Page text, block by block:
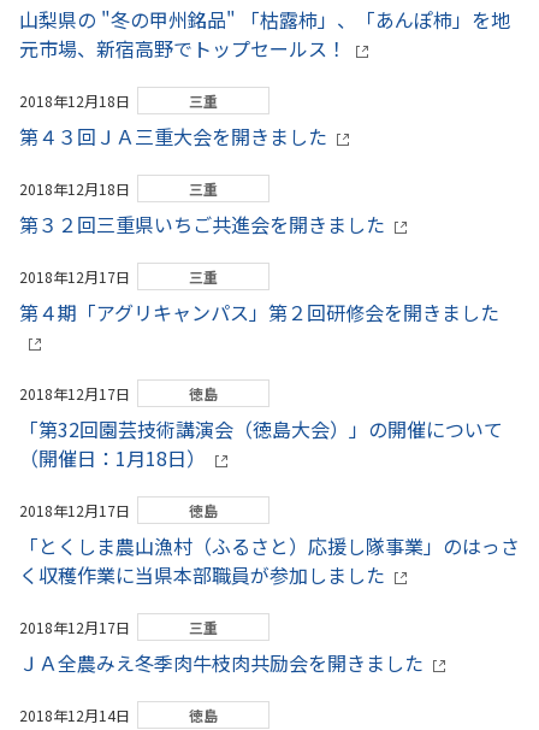
山梨県の "冬の甲州銘品" 「枯露柿」、「あんぽ柿」を地
元市場、新宿高野でトップセールス！
2018年12月18日 三重
第４３回ＪＡ三重大会を開きました
2018年12月18日 三重
第３２回三重県いちご共進会を開きました
2018年12月17日 三重
第４期「アグリキャンパス」第２回研修会を開きました
2018年12月17日 徳島
「第32回園芸技術講演会（徳島大会）」の開催について
（開催日：1月18日）
2018年12月17日 徳島
「とくしま農山漁村（ふるさと）応援し隊事業」のはっさ
く収穫作業に当県本部職員が参加しました
2018年12月17日 三重
ＪＡ全農みえ冬季肉牛枝肉共励会を開きました
2018年12月14日 徳島